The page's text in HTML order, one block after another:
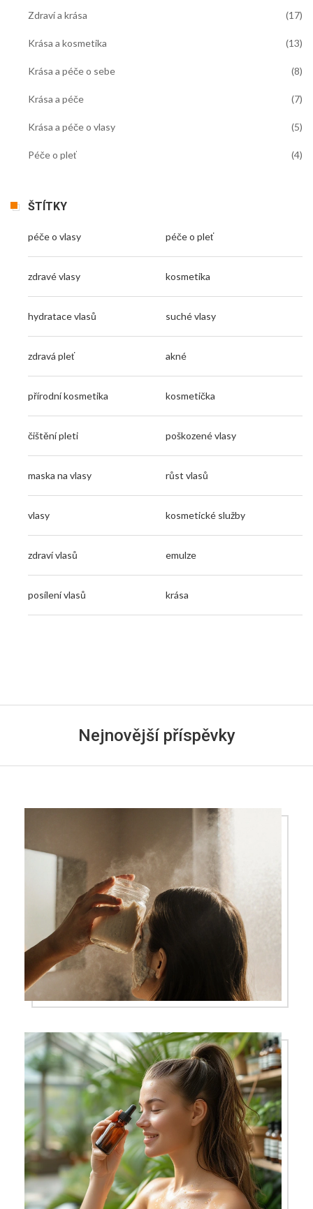
Zdraví a krása (17)
Krása a kosmetika (13)
Krása a péče o sebe (8)
Krása a péče (7)
Krása a péče o vlasy (5)
Péče o pleť (4)
ŠTÍTKY
péče o vlasy péče o pleť
zdravé vlasy kosmetika
hydratace vlasů suché vlasy
zdravá pleť akné
přírodní kosmetika kosmetička
čištění pleti poškozené vlasy
maska na vlasy růst vlasů
vlasy kosmetické služby
zdraví vlasů emulze
posílení vlasů krása
Nejnovější příspěvky